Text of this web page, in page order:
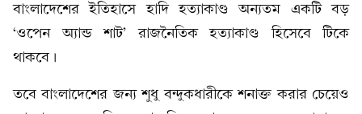
বাংলাদেশের ইতিহাসে হাদি হত্যাকাণ্ড অন্যতম একটি বড়
‘ওপেন অ্যান্ড শাট’ রাজনৈতিক হত্যাকাণ্ড হিসেবে টিকে
থাকবে।
তবে বাংলাদেশের জন্য শুধু বন্দুকধারীকে শনাক্ত করার চেয়েও